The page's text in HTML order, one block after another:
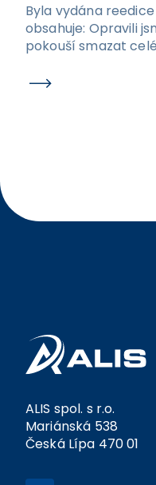
Byla vydána reedice
obsahuje: Opravili
pokouší smazat
podání zobrazí
ALIS spol. s r.o.
Mariánská 538
Česká Lípa 470 01